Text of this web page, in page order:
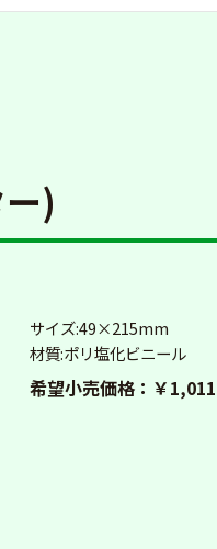
)
サイズ:49×215mm
材質:ポリ塩化ビニール
希望小売価格：￥1,011